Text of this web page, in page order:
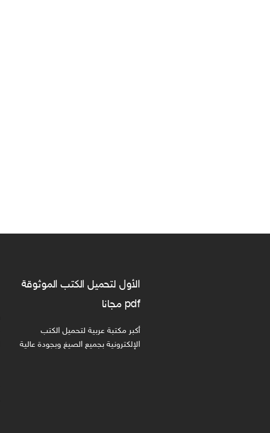
الأول لتحميل الكتب الموثوقة
pdf مجانا
أكبر مكتبة عربية لتحميل الكتب
الإلكترونية بجميع الصيغ وبجودة عالية